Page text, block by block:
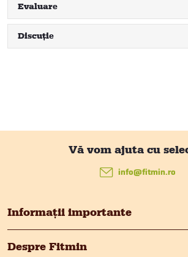
Evaluare
Discuţie
b
s
Informații importante
Despre Fitmin
info@fitmin.ro